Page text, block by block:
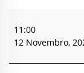
ao
Centro
Documentação
11:00
12 Novembro,